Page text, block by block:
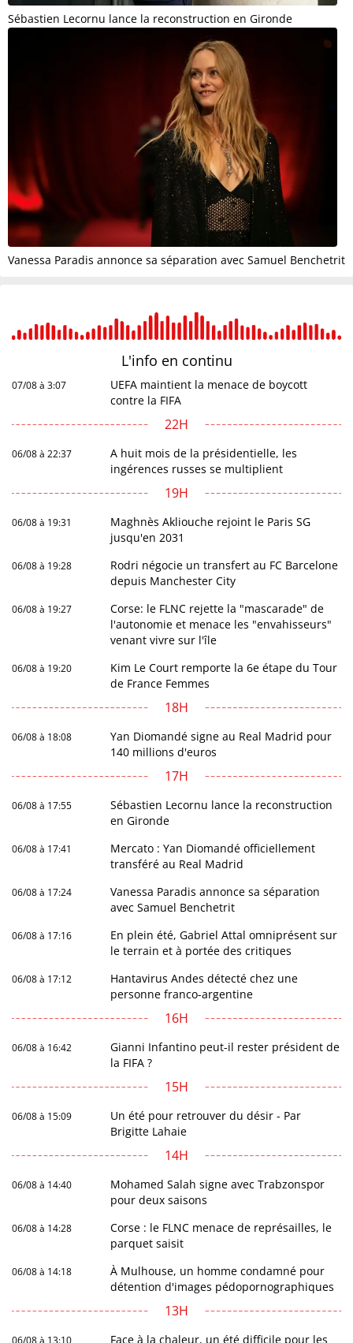
Sébastien Lecornu lance la reconstruction en Gironde
Vanessa Paradis annonce sa séparation avec Samuel Benchetrit
L'info en continu
07/08 à 3:07
UEFA maintient la menace de boycott
contre la FIFA
22H
06/08 à 22:37
A huit mois de la présidentielle, les
ingérences russes se multiplient
19H
06/08 à 19:31
Maghnès Akliouche rejoint le Paris SG
jusqu'en 2031
06/08 à 19:28
Rodri négocie un transfert au FC Barcelone
depuis Manchester City
06/08 à 19:27
Corse: le FLNC rejette la "mascarade" de
l'autonomie et menace les "envahisseurs"
venant vivre sur l'île
06/08 à 19:20
Kim Le Court remporte la 6e étape du Tour
de France Femmes
18H
06/08 à 18:08
Yan Diomandé signe au Real Madrid pour
140 millions d'euros
17H
06/08 à 17:55
Sébastien Lecornu lance la reconstruction
en Gironde
06/08 à 17:41
Mercato : Yan Diomandé officiellement
transféré au Real Madrid
06/08 à 17:24
Vanessa Paradis annonce sa séparation
avec Samuel Benchetrit
06/08 à 17:16
En plein été, Gabriel Attal omniprésent sur
le terrain et à portée des critiques
06/08 à 17:12
Hantavirus Andes détecté chez une
personne franco-argentine
16H
06/08 à 16:42
Gianni Infantino peut-il rester président de
la FIFA ?
15H
06/08 à 15:09
Un été pour retrouver du désir - Par
Brigitte Lahaie
14H
06/08 à 14:40
Mohamed Salah signe avec Trabzonspor
pour deux saisons
06/08 à 14:28
Corse : le FLNC menace de représailles, le
parquet saisit
06/08 à 14:18
À Mulhouse, un homme condamné pour
détention d'images pédopornographiques
13H
Face à la chaleur, un été difficile pour les